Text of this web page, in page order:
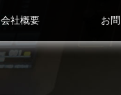
会社概要 お